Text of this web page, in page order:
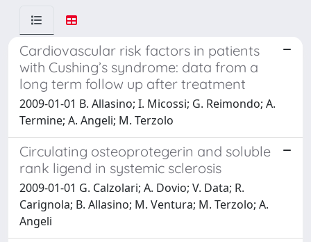
Cardiovascular risk factors in patients
with Cushing’s syndrome: data from a
long term follow up after treatment
2009-01-01 B. Allasino; I. Micossi; G. Reimondo; A.
Termine; A. Angeli; M. Terzolo
Circulating osteoprotegerin and soluble
rank ligend in systemic sclerosis
2009-01-01 G. Calzolari; A. Dovio; V. Data; R.
Carignola; B. Allasino; M. Ventura; M. Terzolo; A.
Angeli